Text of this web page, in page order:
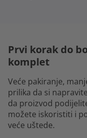
Prvi korak do
komplet
Veće pakiranje,
prilika da si
da proizvod
možete iskoristiti i
veće uštede.